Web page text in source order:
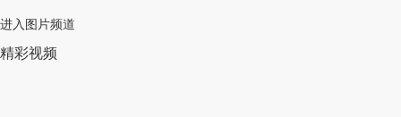
进入图片频道
精彩视频